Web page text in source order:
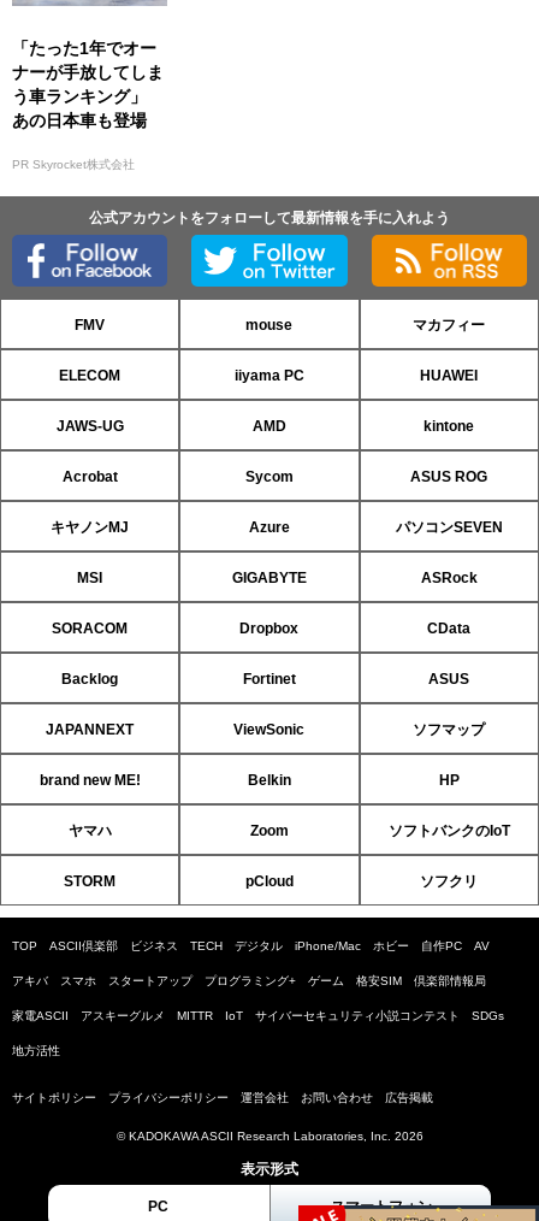
「たった1年でオー
ナーが手放してしま
う車ランキング」
あの日本車も登場
PR Skyrocket株式会社
公式アカウントをフォローして最新情報を手に入れよう
FMV mouse マカフィー
ELECOM iiyama PC HUAWEI
JAWS-UG AMD kintone
Acrobat Sycom ASUS ROG
キヤノンMJ Azure パソコンSEVEN
MSI GIGABYTE ASRock
SORACOM Dropbox CData
Backlog Fortinet ASUS
JAPANNEXT ViewSonic ソフマップ
brand new ME! Belkin HP
ヤマハ Zoom ソフトバンクのIoT
STORM pCloud ソフクリ
TOP ASCII倶楽部 ビジネス TECH デジタル iPhone/Mac ホビー 自作PC AV
アキバ スマホ スタートアップ プログラミング+ ゲーム 格安SIM 倶楽部情報局
家電ASCII アスキーグルメ MITTR IoT サイバーセキュリティ小説コンテスト SDGs
地方活性
サイトポリシー プライバシーポリシー 運営会社 お問い合わせ 広告掲載
© KADOKAWA ASCII Research Laboratories, Inc. 2026
表示形式
PC スマートフォン